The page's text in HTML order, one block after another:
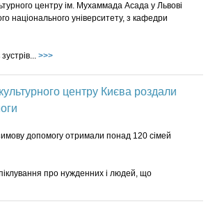
центру ім. Мухаммада Асада у Львові
національного університету, з кафедри
>>>
центру Києва роздали
допомогу отримали понад 120 сімей
про нужденних і людей, що